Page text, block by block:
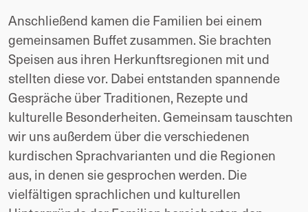
Anschließend kamen die Familien bei einem
gemeinsamen Buffet zusammen. Sie brachten
Speisen aus ihren Herkunftsregionen mit und
stellten diese vor. Dabei entstanden spannende
Gespräche über Traditionen, Rezepte und
kulturelle Besonderheiten. Gemeinsam tauschten
wir uns außerdem über die verschiedenen
kurdischen Sprachvarianten und die Regionen
aus, in denen sie gesprochen werden. Die
vielfältigen sprachlichen und kulturellen